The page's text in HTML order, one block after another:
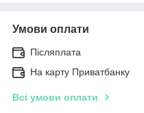
Умови оплати
Післяплата
На карту Приватбанку
Всі умови оплати